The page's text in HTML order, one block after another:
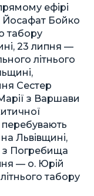
ефірі
Йосафат Бойко
табору
23 липня —
літнього
Сестер
з Варшави
Львівщині,
з Погребища
— о. Юрій
табору